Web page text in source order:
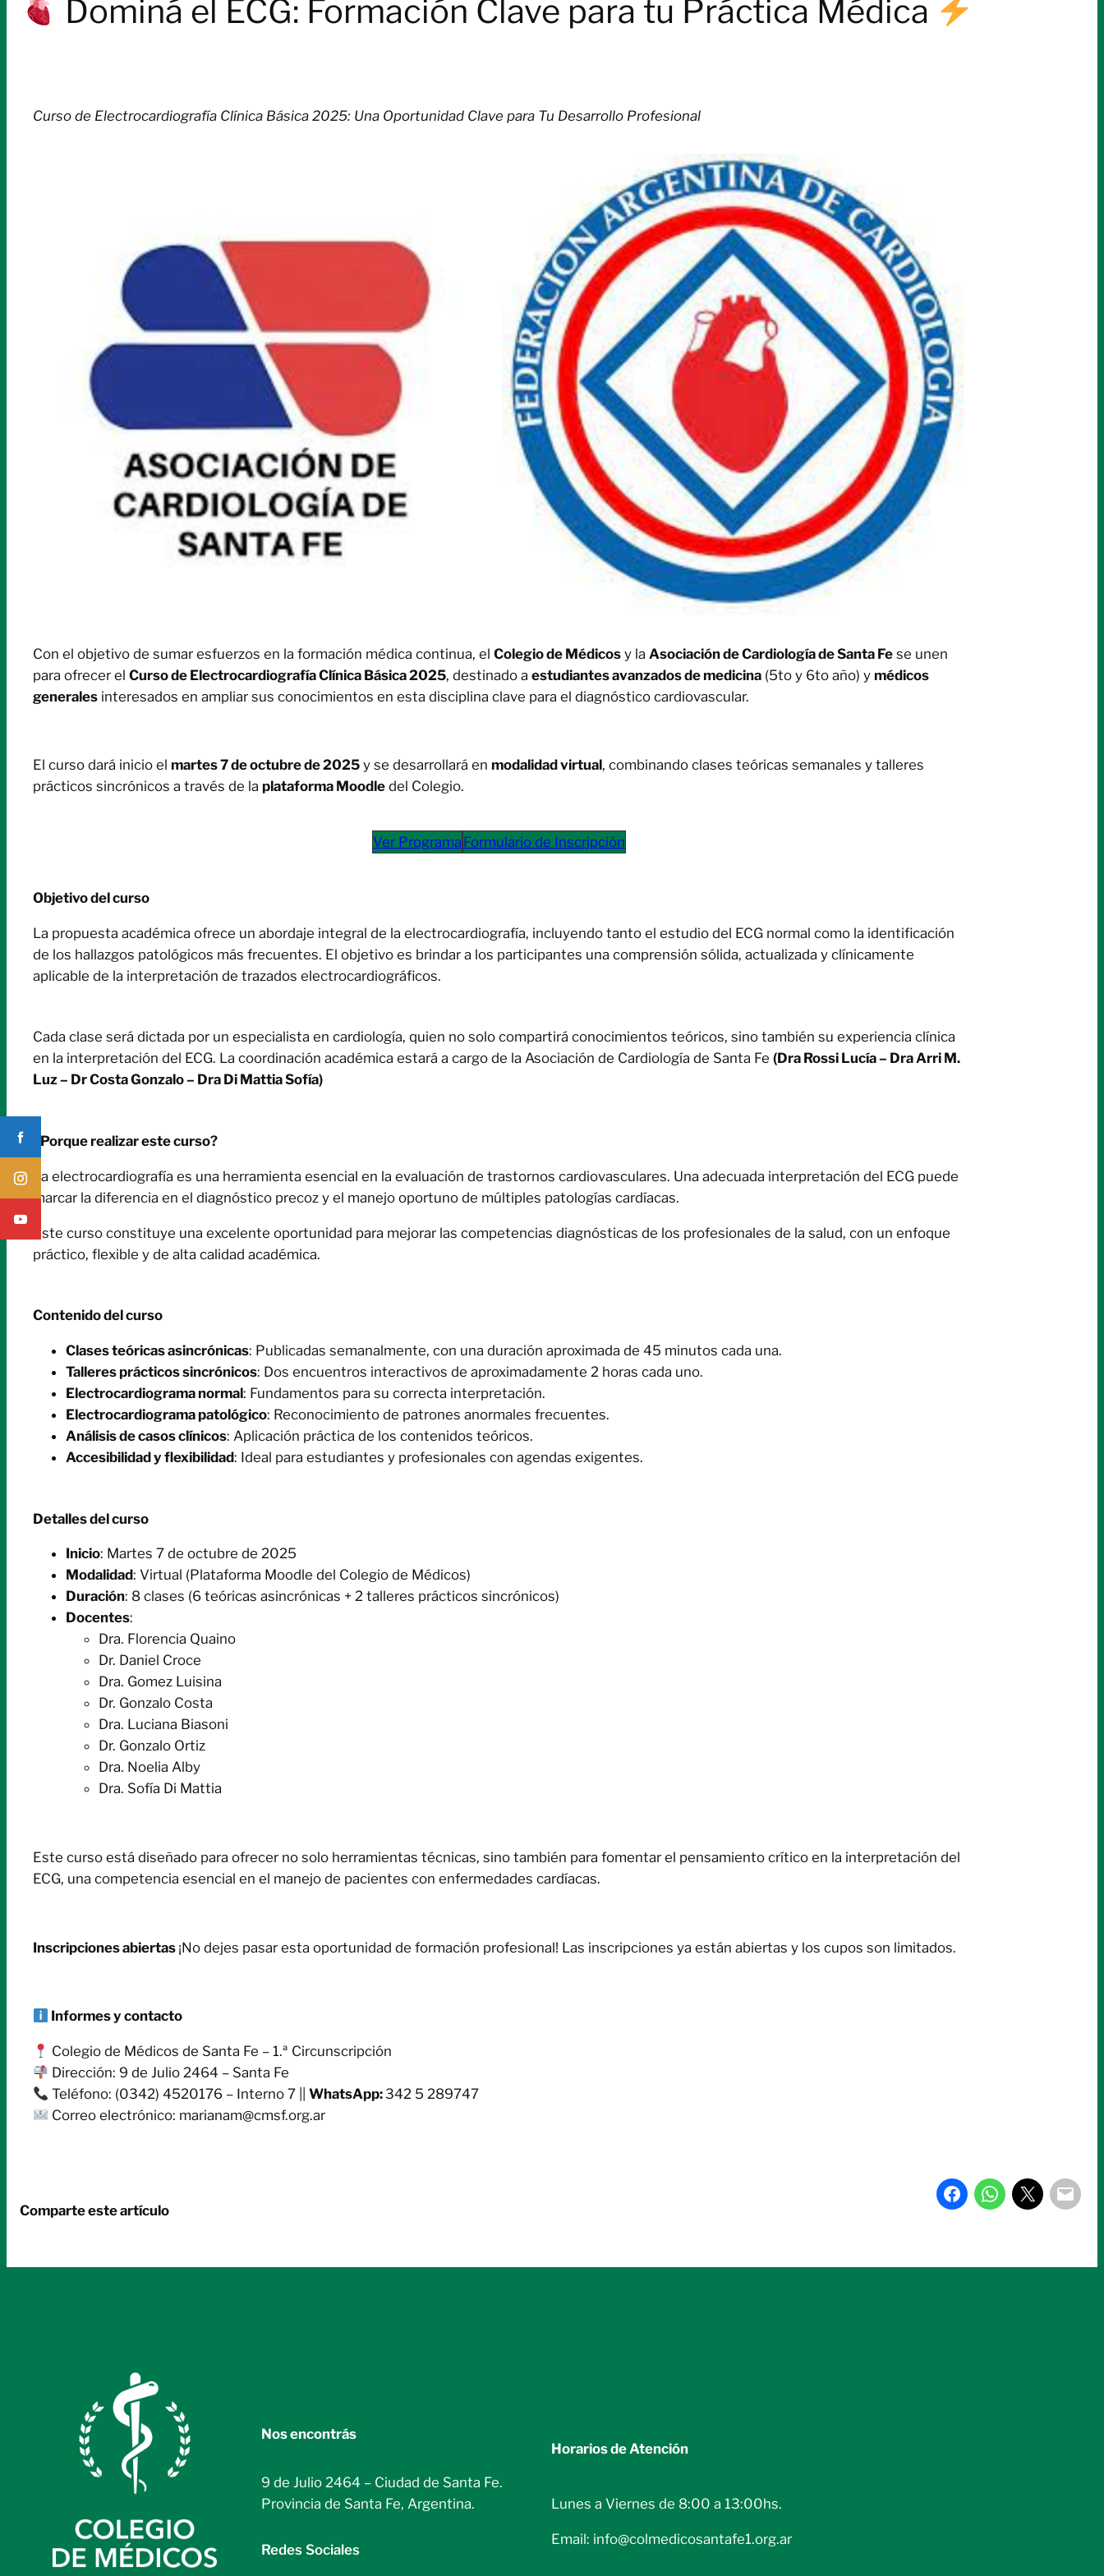
Dominá el ECG: Formación Clave para tu Práctica Médica
Curso de Electrocardiografía Clínica Básica 2025: Una Oportunidad Clave para Tu Desarrollo Profesional
Con el objetivo de sumar esfuerzos en la formación médica continua, el Colegio de Médicos y la Asociación de Cardiología de Santa Fe se unen
para ofrecer el Curso de Electrocardiografía Clínica Básica 2025, destinado a estudiantes avanzados de medicina (5to y 6to año) y médicos
generales interesados en ampliar sus conocimientos en esta disciplina clave para el diagnóstico cardiovascular.
El curso dará inicio el martes 7 de octubre de 2025 y se desarrollará en modalidad virtual, combinando clases teóricas semanales y talleres
prácticos sincrónicos a través de la plataforma Moodle del Colegio.
Ver Programa Formulario de Inscripción
Objetivo del curso
La propuesta académica ofrece un abordaje integral de la electrocardiografía, incluyendo tanto el estudio del ECG normal como la identificación
de los hallazgos patológicos más frecuentes. El objetivo es brindar a los participantes una comprensión sólida, actualizada y clínicamente
aplicable de la interpretación de trazados electrocardiográficos.
Cada clase será dictada por un especialista en cardiología, quien no solo compartirá conocimientos teóricos, sino también su experiencia clínica
en la interpretación del ECG. La coordinación académica estará a cargo de la Asociación de Cardiología de Santa Fe (Dra Rossi Lucía – Dra Arri M.
Luz – Dr Costa Gonzalo – Dra Di Mattia Sofía)
¿Porque realizar este curso?
La electrocardiografía es una herramienta esencial en la evaluación de trastornos cardiovasculares. Una adecuada interpretación del ECG puede
marcar la diferencia en el diagnóstico precoz y el manejo oportuno de múltiples patologías cardíacas.
Este curso constituye una excelente oportunidad para mejorar las competencias diagnósticas de los profesionales de la salud, con un enfoque
práctico, flexible y de alta calidad académica.
Contenido del curso
Clases teóricas asincrónicas: Publicadas semanalmente, con una duración aproximada de 45 minutos cada una.
Talleres prácticos sincrónicos: Dos encuentros interactivos de aproximadamente 2 horas cada uno.
Electrocardiograma normal: Fundamentos para su correcta interpretación.
Electrocardiograma patológico: Reconocimiento de patrones anormales frecuentes.
Análisis de casos clínicos: Aplicación práctica de los contenidos teóricos.
Accesibilidad y flexibilidad: Ideal para estudiantes y profesionales con agendas exigentes.
Detalles del curso
Inicio: Martes 7 de octubre de 2025
Modalidad: Virtual (Plataforma Moodle del Colegio de Médicos)
Duración: 8 clases (6 teóricas asincrónicas + 2 talleres prácticos sincrónicos)
Docentes:
Dra. Florencia Quaino
Dr. Daniel Croce
Dra. Gomez Luisina
Dr. Gonzalo Costa
Dra. Luciana Biasoni
Dr. Gonzalo Ortiz
Dra. Noelia Alby
Dra. Sofía Di Mattia
Este curso está diseñado para ofrecer no solo herramientas técnicas, sino también para fomentar el pensamiento crítico en la interpretación del
ECG, una competencia esencial en el manejo de pacientes con enfermedades cardíacas.
Inscripciones abiertas ¡No dejes pasar esta oportunidad de formación profesional! Las inscripciones ya están abiertas y los cupos son limitados.
Informes y contacto
Colegio de Médicos de Santa Fe – 1.ª Circunscripción
Dirección: 9 de Julio 2464 – Santa Fe
Teléfono: (0342) 4520176 – Interno 7 ||WhatsApp:342 5 289747
Correo electrónico: marianam@cmsf.org.ar
Comparte este artículo
Nos encontrás
9 de Julio 2464 – Ciudad de Santa Fe.
Provincia de Santa Fe, Argentina.
Redes Sociales
Horarios de Atención
Lunes a Viernes de 8:00 a 13:00hs.
Email: info@colmedicosantafe1.org.ar